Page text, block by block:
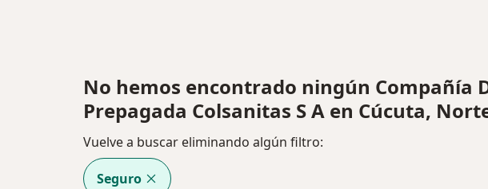
No hemos encontrado ningún Compañía
Prepagada Colsanitas S A en Cúcuta,
Vuelve a buscar eliminando algún filtro:
Seguro